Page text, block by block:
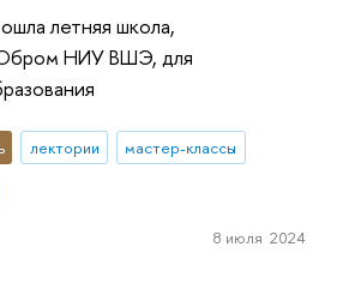
летняя школа,
НИУ ВШЭ, для
лектории
мастер-классы
8 июля 2024